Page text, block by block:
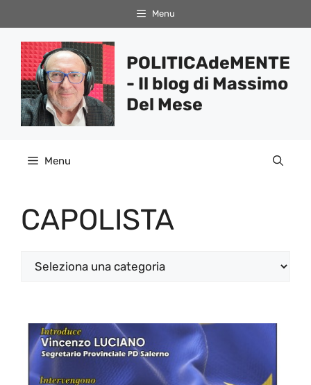
al
contenuto
Menu
POLITICAdeMENTE
- Il blog di Massimo
Del Mese
Menu
CAPOLISTA
Categorie